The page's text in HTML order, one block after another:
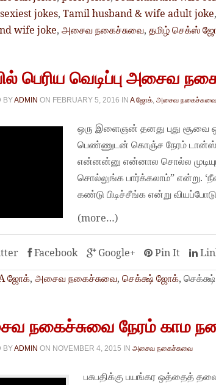
jokes,Tamil husband & wife adult joke
wife joke,அசைவ நகைச்சுவை,தமிழ் செக்ஸ்
பெரிய வெடிப்பு அசைவ
BYADMIN ON FEBRUARY 5, 2016 INA ஜோக் ,அசைவ நகைச்சுவை
ஒரு இளைஞன் தனது புது சூவை
பெண்ணுடன் கொஞ்ச நேரம் டான்ஸ்
என்னன்னு என்னால சொல்ல
சொல்லுங்க பார்க்கலாம்” என்று.
கண்டு பிடிச்சீங்க என்று
(more…)
Facebook Google+ Pin It
ஜோக்,அசைவ நகைச்சுவை,செக்க்ஷ் ஜோக்,
நகைச்சுவை நேரம் காம
BYADMIN ON NOVEMBER 4, 2015 INஅசைவ நகைச்சுவை
பசுபதிக்கு பயங்கர ஒத்தைத்